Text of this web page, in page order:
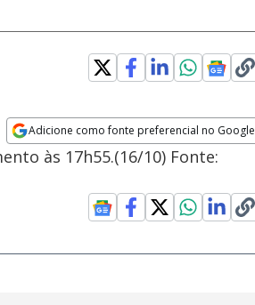
Adicione como fonte preferencial no Google
Opens in new window
às 17h55.(16/10) Fonte: